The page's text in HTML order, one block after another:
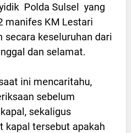
Polda Sulsel yang
manifes KM Lestari
secara keseluruhan dari
dan selamat.
ini mencaritahu,
sebelum
sekaligus
kapal tersebut apakah